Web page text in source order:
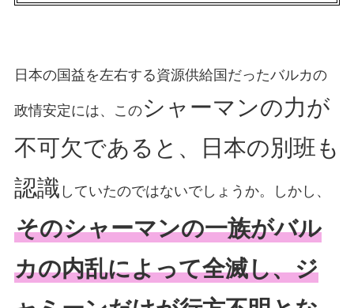
日本の国益を左右する資源供給国だったバルカの
政情安定には、このシャーマンの力が
不可欠であると、日本の別班も
認識 していたのではないでしょうか。しかし、
そのシャーマンの一族がバル
カの内乱によって全滅し、ジ